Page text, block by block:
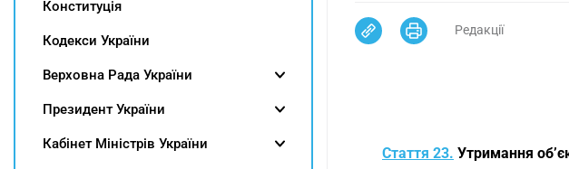
Редакції
Стаття 23. Утримання
Конституція
Кодекси України
Верховна Рада України
Президент України
Кабінет Міністрів України